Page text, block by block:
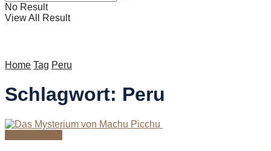
No Result
View All Result
Home Tag Peru
Schlagwort: Peru